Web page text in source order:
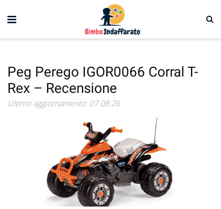
Peg Perego IGOR0066 Corral T-
Rex – Recensione
Ultimo aggiornamento: 07.08.26